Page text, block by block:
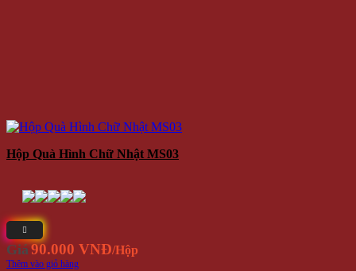
Hộp Quà Hình Chữ Nhật MS03
Giá90.000 VNĐ/Hộp
Thêm vào giỏ hàng